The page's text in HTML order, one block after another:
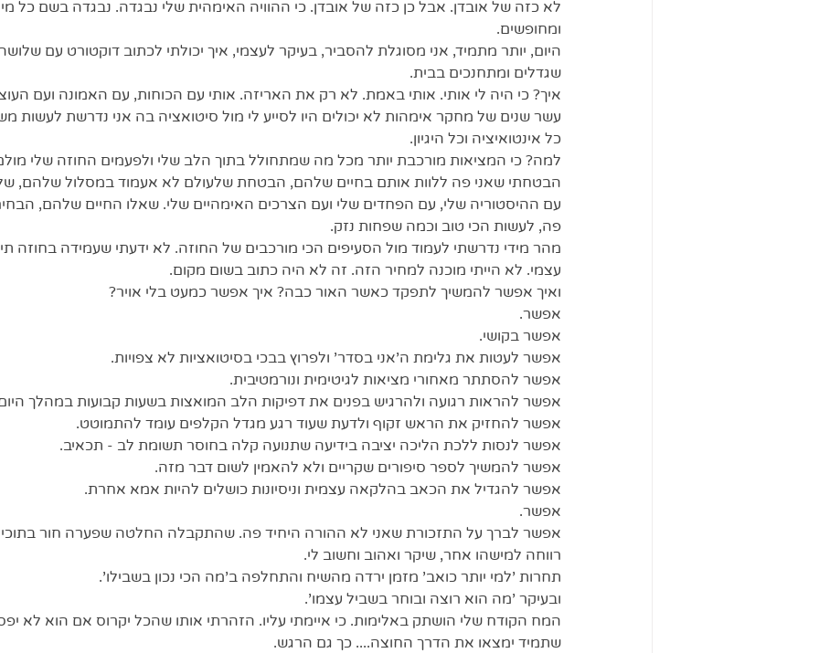
לא כזה של אובדן. אבל כן כזה של אובדן. כי ההוויה האימהית שלי נבגדה. נבגדה בשם כל
ומחופשים.
היום, יותר מתמיד, אני מסוגלת להסביר, בעיקר לעצמי, איך יכולתי לכתוב דוקטורט עם
שגדלים ומתחנכים בבית.
איך? כי היה לי אותי. אותי באמת. לא רק את האריזה. אותי עם הכוחות, עם האמונה ועם
עשר שנים של מחקר אימהות לא יכולים היו לסייע לי מול סיטואציה בה אני נדרשת לעשות
כל אינטואיציה וכל היגיון.
למה? כי המציאות מורכבת יותר מכל מה שמתחולל בתוך הלב שלי ולפעמים החוזה שלי
הבטחתי שאני פה ללוות אותם בחיים שלהם, הבטחת שלעולם לא אעמוד במסלול שלהם,
עם ההיסטוריה שלי, עם הפחדים שלי ועם הצרכים האימהיים שלי. שאלו החיים שלהם,
פה, לעשות הכי טוב וכמה שפחות נזק.
מהר מידי נדרשתי לעמוד מול הסעיפים הכי מורכבים של החוזה. לא ידעתי שעמידה בחוזה
עצמי. לא הייתי מוכנה למחיר הזה. זה לא היה כתוב בשום מקום.
ואיך אפשר להמשיך לתפקד כאשר האור כבה? איך אפשר כמעט בלי אויר?
אפשר.
אפשר בקושי.
אפשר לעטות את גלימת ה'אני בסדר' ולפרוץ בבכי בסיטואציות לא צפויות.
אפשר להסתתר מאחורי מציאות לגיטימית ונורמטיבית.
אפשר להראות רגועה ולהרגיש בפנים את דפיקות הלב המואצות בשעות קבועות במהלך
אפשר להחזיק את הראש זקוף ולדעת שעוד רגע מגדל הקלפים עומד להתמוטט.
אפשר לנסות ללכת הליכה יציבה בידיעה שתנועה קלה בחוסר תשומת לב - תכאיב.
אפשר להמשיך לספר סיפורים שקריים ולא להאמין לשום דבר מזה.
אפשר להגדיל את הכאב בהלקאה עצמית וניסיונות כושלים להיות אמא אחרת.
אפשר.
אפשר לברך על התזכורת שאני לא ההורה היחיד פה. שהתקבלה החלטה שפערה חור
רווחה למישהו אחר, שיקר ואהוב וחשוב לי.
תחרות 'למי יותר כואב' מזמן ירדה מהשיח והתחלפה ב'מה הכי נכון בשבילו'.
ובעיקר 'מה הוא רוצה ובוחר בשביל עצמו'.
המח הקודח שלי הושתק באלימות. כי איימתי עליו. הזהרתי אותו שהכל יקרוס אם הוא לא
שתמיד ימצאו את הדרך החוצה.... כך גם הרגש.